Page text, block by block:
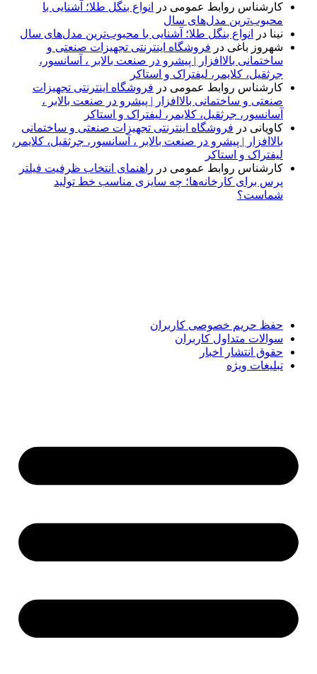
کارشناس روابط عمومی در
انواع بنگل طلا؛ آشنایی با
محبوب‌ترین مدل‌های سال
نینا در
انواع بنگل طلا؛ آشنایی با محبوب‌ترین مدل‌های سال
شهروز باغی در فروشگاه اینترنتی تجهیزات صنعتی و
ساختمانی بالاافزار | پیشرو در صنعت بالابر ، آسانسور،
جرثقیل، کلایمر، لیفتراک و استاکر
کارشناس روابط عمومی در فروشگاه اینترنتی تجهیزات
صنعتی و ساختمانی بالاافزار | پیشرو در صنعت بالابر ،
آسانسور، جرثقیل، کلایمر، لیفتراک و استاکر
کاویانی در فروشگاه اینترنتی تجهیزات صنعتی و ساختمانی
بالاافزار | پیشرو در صنعت بالابر ، آسانسور، جرثقیل، کلایمر،
لیفتراک و استاکر
کارشناس روابط عمومی در راهنمای انتخاب ظرفیت فیلتر
پرس برای کارخانه‌ها؛ چه سایزی مناسب خط تولید
شماست؟
حفظ حریم خصوصی کاربران
سوالات متداول کاربران
حقوق انتشار اخبار
تبلیغات ویژه